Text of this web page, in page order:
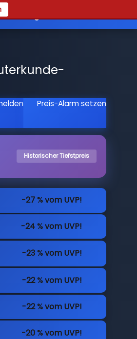
Preis-Alarm setzen
Historischer Tiefstpreis
-27 % vom UVP!
-24 % vom UVP!
-23 % vom UVP!
-22 % vom UVP!
-22 % vom UVP!
-20 % vom UVP!